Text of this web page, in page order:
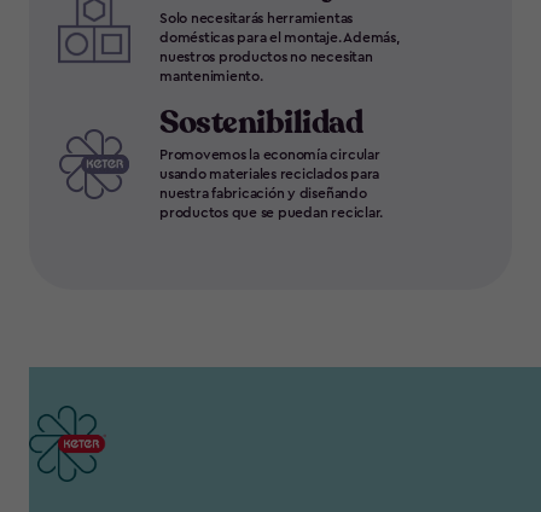
Solo necesitarás herramientas
domésticas para el montaje. Además,
nuestros productos no necesitan
mantenimiento.
Sostenibilidad
Promovemos la economía circular
usando materiales reciclados para
nuestra fabricación y diseñando
productos que se puedan reciclar.